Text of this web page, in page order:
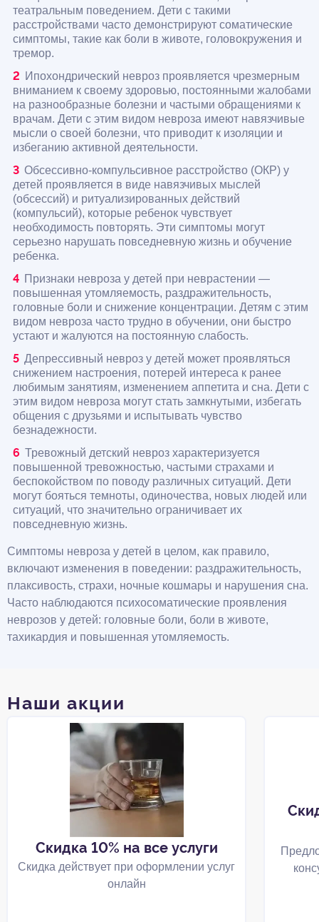
театральным поведением. Дети с такими
расстройствами часто демонстрируют соматические
симптомы, такие как боли в животе, головокружения и
тремор.
Ипохондрический невроз проявляется чрезмерным
вниманием к своему здоровью, постоянными жалобами
на разнообразные болезни и частыми обращениями к
врачам. Дети с этим видом невроза имеют навязчивые
мысли о своей болезни, что приводит к изоляции и
избеганию активной деятельности.
Обсессивно-компульсивное расстройство (ОКР) у
детей проявляется в виде навязчивых мыслей
(обсессий) и ритуализированных действий
(компульсий), которые ребенок чувствует
необходимость повторять. Эти симптомы могут
серьезно нарушать повседневную жизнь и обучение
ребенка.
Признаки невроза у детей при неврастении —
повышенная утомляемость, раздражительность,
головные боли и снижение концентрации. Детям с этим
видом невроза часто трудно в обучении, они быстро
устают и жалуются на постоянную слабость.
Депрессивный невроз у детей может проявляться
снижением настроения, потерей интереса к ранее
любимым занятиям, изменением аппетита и сна. Дети с
этим видом невроза могут стать замкнутыми, избегать
общения с друзьями и испытывать чувство
безнадежности.
Тревожный детский невроз характеризуется
повышенной тревожностью, частыми страхами и
беспокойством по поводу различных ситуаций. Дети
могут бояться темноты, одиночества, новых людей или
ситуаций, что значительно ограничивает их
повседневную жизнь.
Симптомы невроза у детей в целом, как правило,
включают изменения в поведении: раздражительность,
плаксивость, страхи, ночные кошмары и нарушения сна.
Часто наблюдаются психосоматические проявления
неврозов у детей: головные боли, боли в животе,
тахикардия и повышенная утомляемость.
Наши акции
Скидка 10% на все услуги
Скидка действует при оформлении услуг
онлайн